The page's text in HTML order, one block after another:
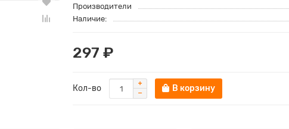
Производители
Наличие:
297 ₽
Кол-во В корзину